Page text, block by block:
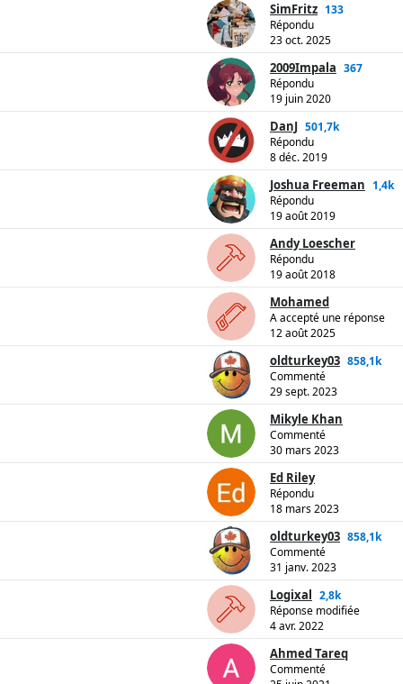
SimFritz 133
Répondu
23 oct. 2025
2009Impala 367
Répondu
19 juin 2020
DanJ 501,7k
Répondu
8 déc. 2019
Joshua Freeman 1,4k
Répondu
19 août 2019
Andy Loescher
Répondu
19 août 2018
Mohamed
A accepté une réponse
12 août 2025
oldturkey03 858,1k
Commenté
29 sept. 2023
Mikyle Khan
Commenté
30 mars 2023
Ed Riley
Répondu
18 mars 2023
oldturkey03 858,1k
Commenté
31 janv. 2023
Logixal 2,8k
Réponse modifiée
4 avr. 2022
Ahmed Tareq
Commenté